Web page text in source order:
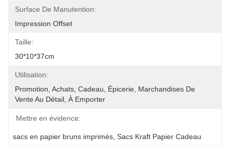
Surface De Manutention:
Impression Offset
Taille:
30*10*37cm
Utilisation:
Promotion, Achats, Cadeau, Épicerie, Marchandises De
Vente Au Détail, À Emporter
Mettre en évidence:
sacs en papier bruns imprimés Sacs Kraft Papier Cadeau